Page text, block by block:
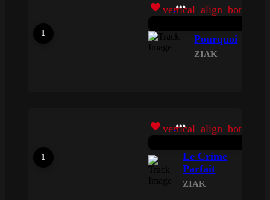
vertical_align_bottom
Pourquoi
ZIAK
vertical_align_bottom
Le Crime
Parfait
ZIAK